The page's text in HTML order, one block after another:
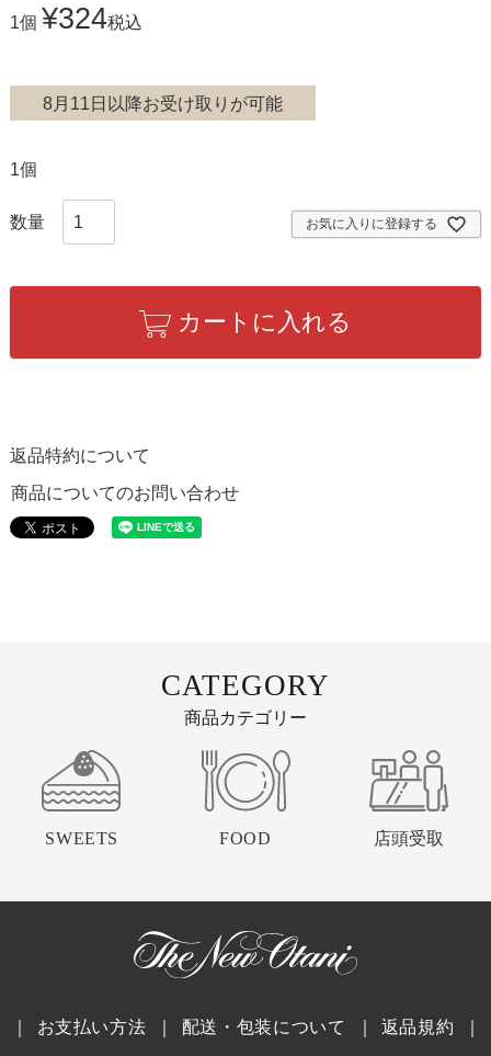
1個 ¥324税込
8月11日以降お受け取りが可能
1個
お気に入りに登録する
カートに入れる
返品特約について
商品についてのお問い合わせ
CATEGORY
商品カテゴリー
SWEETS FOOD 店頭受取
お支払い方法 配送・包装について 返品規約